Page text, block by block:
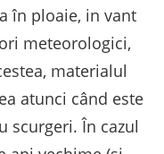
în ploaie, in vant
meteorologici,
materialul
atunci când este
scurgeri. În cazul